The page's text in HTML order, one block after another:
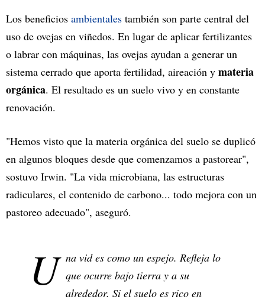
Los beneficios ambientales también son parte central del
uso de ovejas en viñedos. En lugar de aplicar fertilizantes
o labrar con máquinas, las ovejas ayudan a generar un
sistema cerrado que aporta fertilidad, aireación y materia
orgánica. El resultado es un suelo vivo y en constante
renovación.
"Hemos visto que la materia orgánica del suelo se duplicó
en algunos bloques desde que comenzamos a pastorear",
sostuvo Irwin. "La vida microbiana, las estructuras
radiculares, el contenido de carbono... todo mejora con un
pastoreo adecuado", aseguró.
U na vid es como un espejo. Refleja lo
que ocurre bajo tierra y a su
alrededor. Si el suelo es rico en